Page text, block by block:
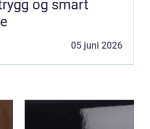
og smart
05 juni 2026